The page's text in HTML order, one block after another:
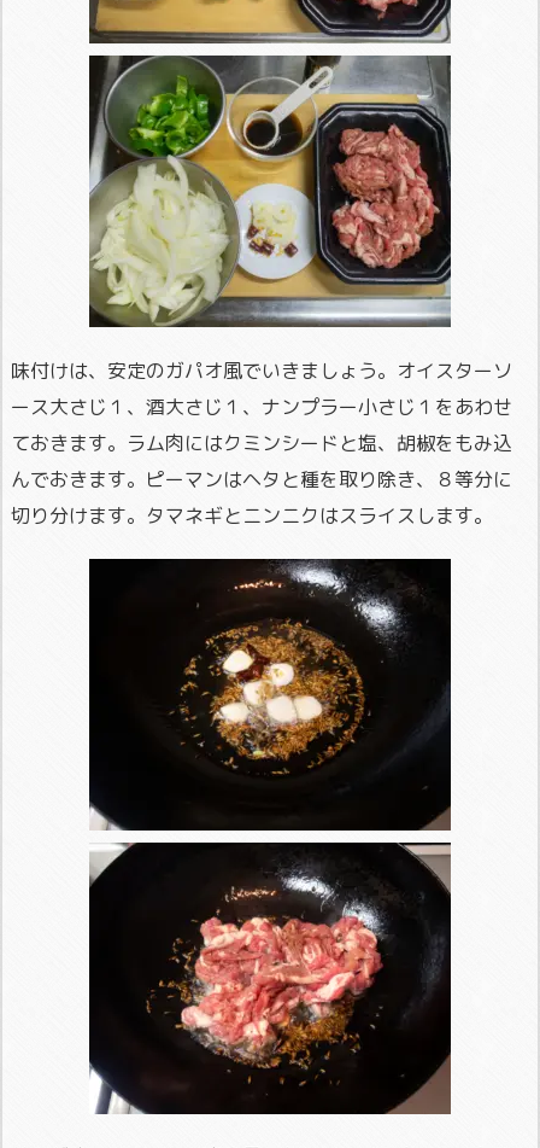
味付けは、安定のガパオ風でいきましょう。オイスターソ
ース大さじ１、酒大さじ１、ナンプラー小さじ１をあわせ
ておきます。ラム肉にはクミンシードと塩、胡椒をもみ込
んでおきます。ピーマンはヘタと種を取り除き、８等分に
切り分けます。タマネギとニンニクはスライスします。